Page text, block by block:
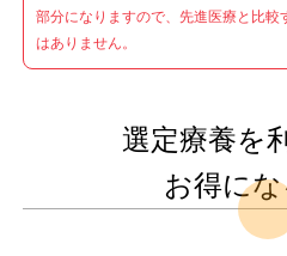
部分になりますので、先進医療と比較
はありません。
選定療養を
お得にな